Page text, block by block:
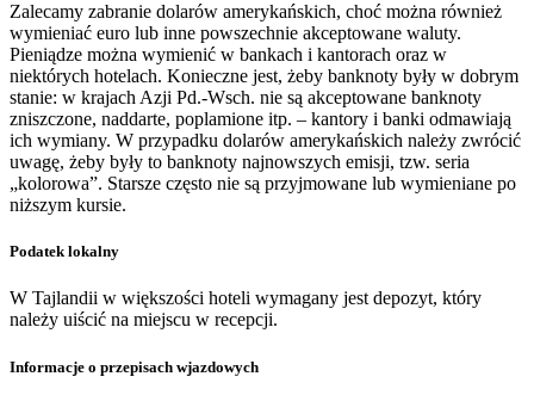
Zalecamy zabranie dolarów amerykańskich, choć można również
wymieniać euro lub inne powszechnie akceptowane waluty.
Pieniądze można wymienić w bankach i kantorach oraz w
niektórych hotelach. Konieczne jest, żeby banknoty były w dobrym
stanie: w krajach Azji Pd.-Wsch. nie są akceptowane banknoty
zniszczone, naddarte, poplamione itp. – kantory i banki odmawiają
ich wymiany. W przypadku dolarów amerykańskich należy zwrócić
uwagę, żeby były to banknoty najnowszych emisji, tzw. seria
„kolorowa”. Starsze często nie są przyjmowane lub wymieniane po
niższym kursie.
Podatek lokalny
W Tajlandii w większości hoteli wymagany jest depozyt, który
należy uiścić na miejscu w recepcji.
Informacje o przepisach wjazdowych